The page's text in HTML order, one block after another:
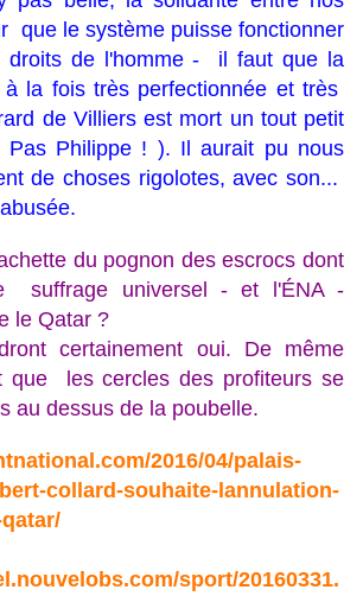
que le système puisse fonctionner
droits de l'homme - il faut que la
à la fois très perfectionnée et très
de Villiers est mort un tout petit
Philippe ! ). Il aurait pu nous
de choses rigolotes, avec son...
du pognon des escrocs dont
suffrage universel - et l'ÉNA -
le Qatar ?
certainement oui. De même
que les cercles des profiteurs se
au dessus de la poubelle.
2016/04/palais-
collard-souhaite-lannulation-
sport/20160331.